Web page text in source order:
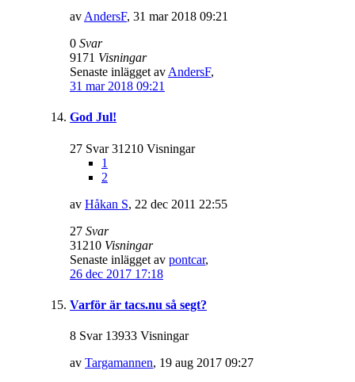
av AndersF, 31 mar 2018 09:21
0 Svar
9171 Visningar
Senaste inlägget av AndersF,
31 mar 2018 09:21
God Jul!
27 Svar 31210 Visningar
1
2
av Håkan S, 22 dec 2011 22:55
27 Svar
31210 Visningar
Senaste inlägget av pontcar,
26 dec 2017 17:18
Varför är tacs.nu så segt?
8 Svar 13933 Visningar
av Targamannen, 19 aug 2017 09:27